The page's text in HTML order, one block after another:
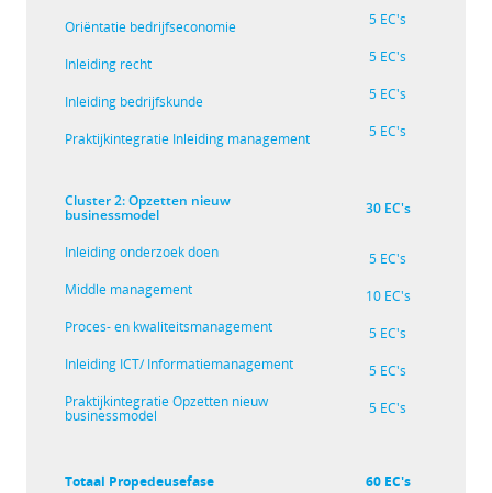
Oriëntatie bedrijfseconomie
Inleiding recht
Inleiding bedrijfskunde
Praktijkintegratie Inleiding management
5 EC's
5 EC's
5 EC's
5 EC's
Cluster 2: Opzetten nieuw
businessmodel 30 EC's
Inleiding onderzoek doen
Middle management
Proces- en kwaliteitsmanagement
Inleiding ICT/ Informatiemanagement
Praktijkintegratie Opzetten nieuw
businessmodel
5 EC's
10 EC's
5 EC's
5 EC's
5 EC's
Totaal Propedeusefase 60 EC's